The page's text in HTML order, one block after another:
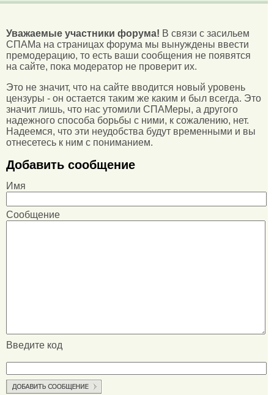
Уважаемые участники форума! В связи с засильем
СПАМа на страницах форума мы вынуждены ввести
премодерацию, то есть ваши сообщения не появятся
на сайте, пока модератор не проверит их.
Это не значит, что на сайте вводится новый уровень
цензуры - он остается таким же каким и был всегда. Это
значит лишь, что нас утомили СПАМеры, а другого
надежного способа борьбы с ними, к сожалению, нет.
Надеемся, что эти неудобства будут временными и вы
отнесетесь к ним с пониманием.
Добавить сообщение
Имя
Сообщение
Введите код